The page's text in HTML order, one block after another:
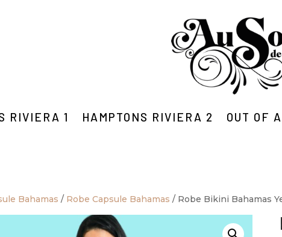
RIVIERA 1 HAMPTONS RIVIERA 2 OUT OF
Bahamas / Robe Capsule Bahamas / Robe Bikini Bahamas